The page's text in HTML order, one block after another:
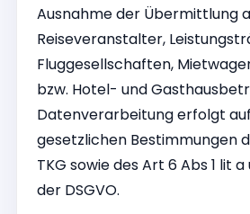
Ausnahme der Übermittlung
Reiseveranstalter,
Fluggesellschaften,
bzw. Hotel- und
Datenverarbeitung erfolgt
gesetzlichen Bestimmungen
TKG sowie des Art 6 Abs 1 lit
der DSGVO.